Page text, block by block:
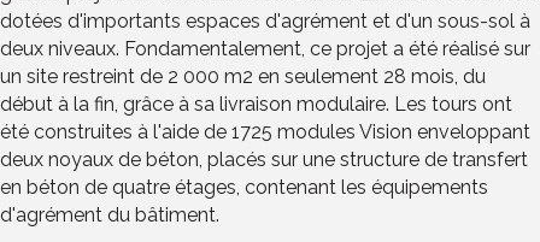
dotées d'importants espaces d'agrément et d'un sous-sol à
deux niveaux. Fondamentalement, ce projet a été réalisé sur
un site restreint de 2 000 m2 en seulement 28 mois, du
début à la fin, grâce à sa livraison modulaire. Les tours ont
été construites à l'aide de 1725 modules Vision enveloppant
deux noyaux de béton, placés sur une structure de transfert
en béton de quatre étages, contenant les équipements
d'agrément du bâtiment.